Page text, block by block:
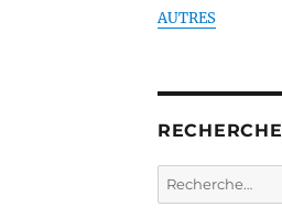
AUTRES
RECHERCHE
Recherche
pour :